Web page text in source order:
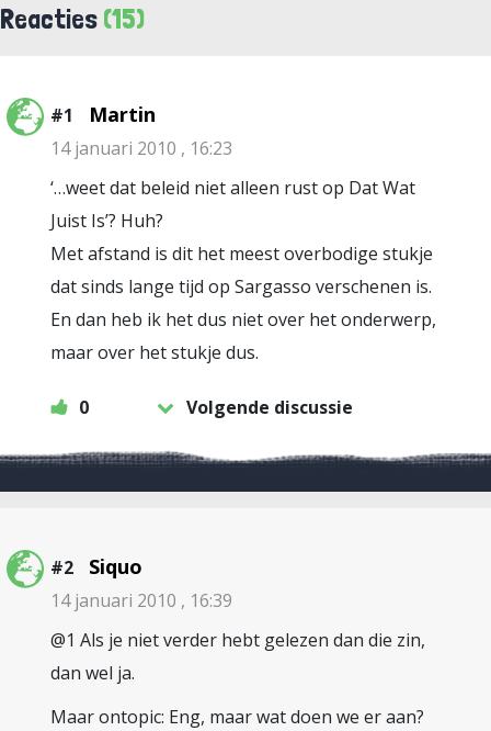
Reacties (15)
#1 Martin
14 januari 2010 , 16:23
‘…weet dat beleid niet alleen rust op Dat Wat
Juist Is’? Huh?
Met afstand is dit het meest overbodige stukje
dat sinds lange tijd op Sargasso verschenen is.
En dan heb ik het dus niet over het onderwerp,
maar over het stukje dus.
0 Volgende discussie
#2 Siquo
14 januari 2010 , 16:39
@1 Als je niet verder hebt gelezen dan die zin,
dan wel ja.
Maar ontopic: Eng, maar wat doen we er aan?